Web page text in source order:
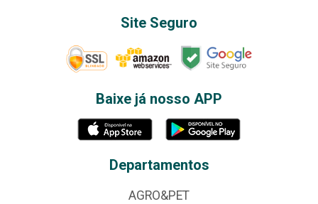
Site Seguro
Baixe já nosso APP
Departamentos
AGRO&PET